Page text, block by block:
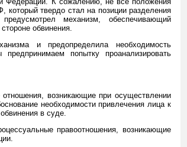
твердо стал на позиции разделения
механизм, обеспечивающий
обвинения.
и предопределила необходимость
попытку проанализировать
возникающие при осуществлении
необходимости привлечения лица к
в суде.
правоотношения, возникающие